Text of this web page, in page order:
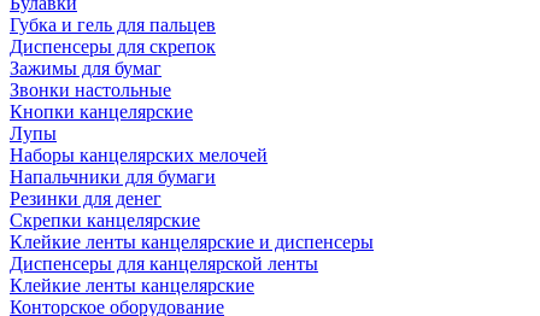
Губка и гель для пальцев
Диспенсеры для скрепок
Зажимы для бумаг
Звонки настольные
Кнопки канцелярские
Лупы
Наборы канцелярских мелочей
Напальчники для бумаги
Резинки для денег
Скрепки канцелярские
Клейкие ленты канцелярские и диспенсеры
Диспенсеры для канцелярской ленты
Клейкие ленты канцелярские
Конторское оборудование